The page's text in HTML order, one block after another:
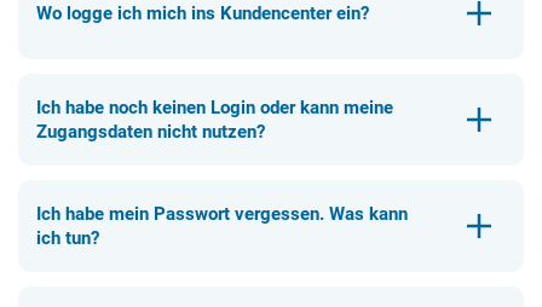
Wo logge ich mich ins Kundencenter ein?
Ich habe noch keinen Login oder kann meine
Zugangsdaten nicht nutzen?
Ich habe mein Passwort vergessen. Was kann
ich tun?